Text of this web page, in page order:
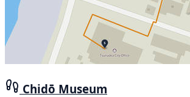
Chidō Museum